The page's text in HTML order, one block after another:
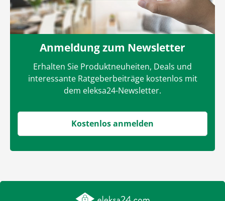
Anmeldung zum Newsletter
Erhalten Sie Produktneuheiten, Deals und
interessante Ratgeberbeiträge kostenlos mit
dem eleksa24-Newsletter.
Kostenlos anmelden